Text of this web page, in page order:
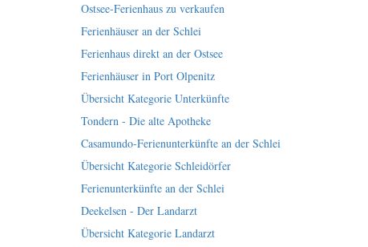
Ostsee-Ferienhaus zu verkaufen
Ferienhäuser an der Schlei
Ferienhaus direkt an der Ostsee
Ferienhäuser in Port Olpenitz
Übersicht Kategorie Unterkünfte
Tondern - Die alte Apotheke
Casamundo-Ferienunterkünfte an der Schlei
Übersicht Kategorie Schleidörfer
Ferienunterkünfte an der Schlei
Deekelsen - Der Landarzt
Übersicht Kategorie Landarzt